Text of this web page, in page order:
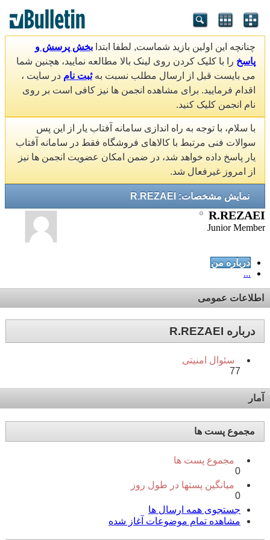
چنانچه این اولین بازید شماست, لطفا ابتدا بخش پرسش و
پاسخ را با کلیک کردن روی لینک بالا مطالعه نمایید، هچنین شما
می بایست قبل از ارسال مطلب نسبت بهثبت نام در سایت ،
اقدام فرمایید. برای مشاهده انجمن ها نیز کافی است بر روی
نام انجمن کلیک کنید.
با سلام، با توجه به راه اندازی سامانه آفتاب یار از این پس
سوالات فنی مرتبط با کالاهای فروشگاه فقط در سامانه آفتاب
یار پاسخ داده خواهد شد، در ضمن امکان عضویت انجمن ها نیز
از امروز غیرفعال شد.
نمایش مشخصات: R.REZAEI
R.REZAEI
Junior Member
درباره من
...
اطلاعات عمومی
درباره R.REZAEI
سئوال امنیتی
77
آمار
مجموع پست ها
مجموع پست ها
0
میانگین پستها در طول روز
0
جستجوی همه ارسال ها
مشاهده تمام موضوعات آغاز شده